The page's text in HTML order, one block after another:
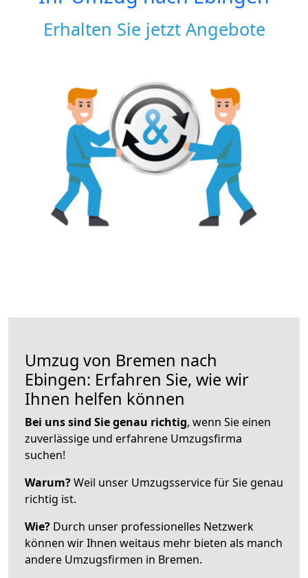
Erhalten Sie jetzt Angebote
Umzug von Bremen nach
Ebingen: Erfahren Sie, wie wir
Ihnen helfen können
Bei uns sind Sie genau richtig, wenn Sie einen
zuverlässige und erfahrene Umzugsfirma
suchen!
Warum?Weil unser Umzugsservice für Sie genau
richtig ist.
Wie? Durch unser professionelles Netzwerk
können wir Ihnen weitaus mehr bieten als manch
andere Umzugsfirmen in Bremen.